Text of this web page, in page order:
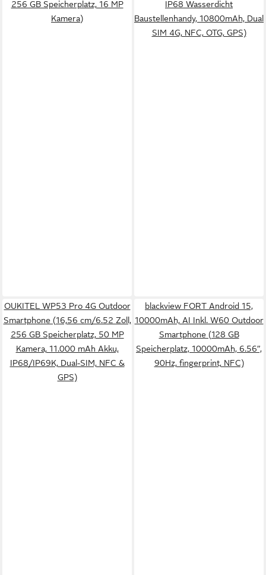
256 GB Speicherplatz, 16 MP
Kamera)
IP68 Wasserdicht
Baustellenhandy, 10800mAh, Dual
SIM 4G, NFC, OTG, GPS)
OUKITEL WP53 Pro 4G Outdoor
Smartphone (16,56 cm/6.52 Zoll,
256 GB Speicherplatz, 50 MP
Kamera, 11.000 mAh Akku,
IP68/IP69K, Dual-SIM, NFC &
GPS)
blackview FORT Android 15,
10000mAh, AI Inkl. W60 Outdoor
Smartphone (128 GB
Speicherplatz, 10000mAh, 6.56”,
90Hz, fingerprint, NFC)